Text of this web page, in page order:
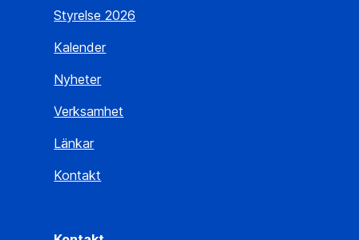
Styrelse 2026
Kalender
Nyheter
Verksamhet
Länkar
Kontakt